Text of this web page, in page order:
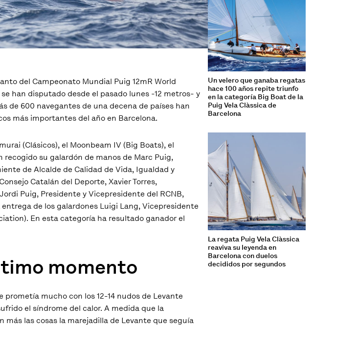
del Campeonato Mundial Puig 12mR World
han disputado desde el pasado lunes -12 metros- y
de 600 navegantes de una decena de países han
más importantes del año en Barcelona.
(Clásicos), el Moonbeam IV (Big Boats), el
recogido su galardón de manos de Marc Puig,
de Alcalde de Calidad de Vida, Igualdad y
Catalán del Deporte, Xavier Torres,
Puig, Presidente y Vicepresidente del RCNB,
de los galardones Luigi Lang, Vicepresidente
En esta categoría ha resultado ganador el
momento
mucho con los 12-14 nudos de Levante
el síndrome del calor. A medida que la
las cosas la marejadilla de Levante que seguía
Un velero que ganaba regatas
hace 100 años repite triunfo
en la categoría Big Boat de la
Puig Vela Clàssica de
Barcelona
La regata Puig Vela Clàssica
reaviva su leyenda en
Barcelona con duelos
decididos por segundos